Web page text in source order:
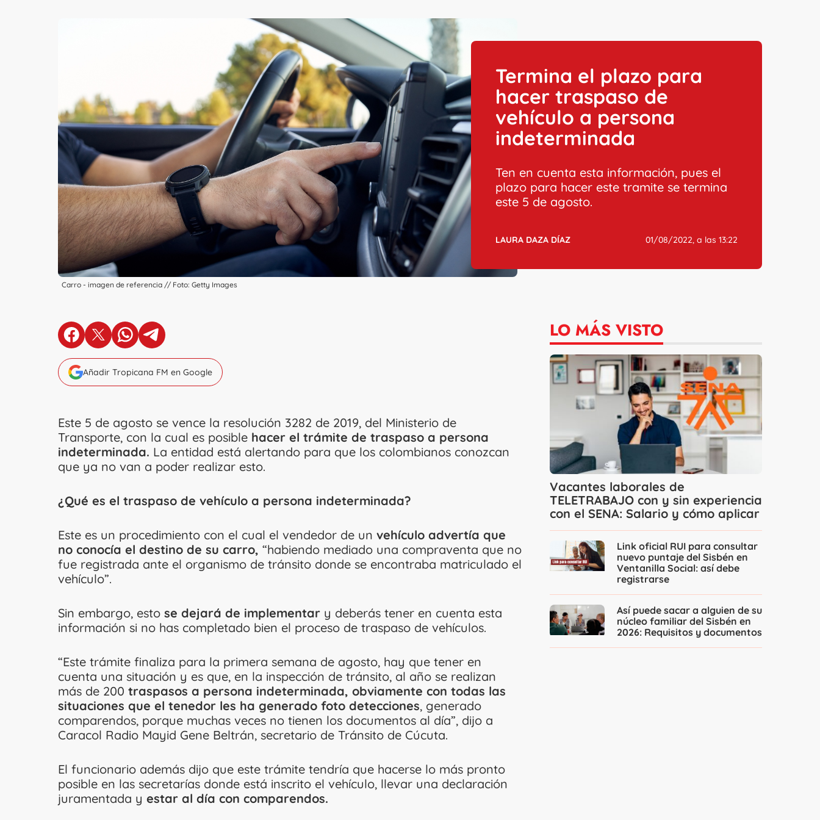
Carro - imagen de referencia // Foto: Getty Images
Termina el plazo para
hacer traspaso de
vehículo a persona
indeterminada
Ten en cuenta esta información, pues el
plazo para hacer este tramite se termina
este 5 de agosto.
LAURA DAZA DÍAZ 01/08/2022, a las 13:22
en Facebook
en X en Whatsapp
en Telegram
Añadir Tropicana FM en Google
Este 5 de agosto se vence la resolución 3282 de 2019, del Ministerio de
Transporte, con la cual es posible hacer el trámite de traspaso a persona
indeterminada. La entidad está alertando para que los colombianos conozcan
que ya no van a poder realizar esto.
¿Qué es el traspaso de vehículo a persona indeterminada?
Este es un procedimiento con el cual el vendedor de un vehículo advertía que
no conocía el destino de su carro, “habiendo mediado una compraventa que no
fue registrada ante el organismo de tránsito donde se encontraba matriculado el
vehículo”.
Sin embargo, esto se dejará de implementar y deberás tener en cuenta esta
información si no has completado bien el proceso de traspaso de vehículos.
“Este trámite finaliza para la primera semana de agosto, hay que tener en
cuenta una situación y es que, en la inspección de tránsito, al año se realizan
más de 200 traspasos a persona indeterminada, obviamente con todas las
situaciones que el tenedor les ha generado foto detecciones, generado
comparendos, porque muchas veces no tienen los documentos al día”, dijo a
Caracol Radio Mayid Gene Beltrán, secretario de Tránsito de Cúcuta.
El funcionario además dijo que este trámite tendría que hacerse lo más pronto
posible en las secretarías donde está inscrito el vehículo, llevar una declaración
juramentada y estar al día con comparendos.
LO MÁS VISTO
Vacantes laborales de
TELETRABAJO con y sin experiencia
con el SENA: Salario y cómo aplicar
Link oficial RUI para consultar
nuevo puntaje del Sisbén en
Ventanilla Social: así debe
registrarse
Así puede sacar a alguien de su
núcleo familiar del Sisbén en
2026: Requisitos y documentos